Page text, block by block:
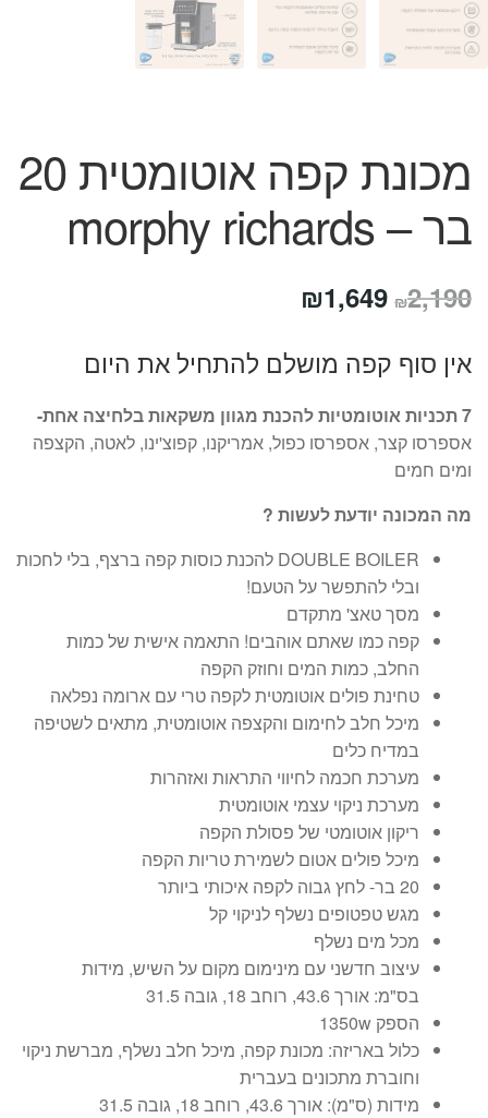
מכונת קפה אוטומטית 20
בר – morphy richards
₪2,190 המחיר
היה:
₪2,190.
₪1,649
הוא:
₪1,649.
אין סוף קפה מושלם להתחיל את היום
7 תכניות אוטומטיות להכנת מגוון משקאות בלחיצה אחת-
אספרסו קצר, אספרסו כפול, אמריקנו, קפוצ'ינו, לאטה, הקצפה
ומים חמים
מה המכונה יודעת לעשות ?
DOUBLE BOILER להכנת כוסות קפה ברצף, בלי לחכות
ובלי להתפשר על הטעם!
מסך טאצ' מתקדם
קפה כמו שאתם אוהבים! התאמה אישית של כמות
החלב, כמות המים וחוזק הקפה
טחינת פולים אוטומטית לקפה טרי עם ארומה נפלאה
מיכל חלב לחימום והקצפה אוטומטית, מתאים לשטיפה
במדיח כלים
מערכת חכמה לחיווי התראות ואזהרות
מערכת ניקוי עצמי אוטומטית
ריקון אוטומטי של פסולת הקפה
מיכל פולים אטום לשמירת טריות הקפה
20 בר- לחץ גבוה לקפה איכותי ביותר
מגש טפטופים נשלף לניקוי קל
מכל מים נשלף
עיצוב חדשני עם מינימום מקום על השיש, מידות
בס"מ: אורך 43.6, רוחב 18, גובה 31.5
הספק 1350w
כלול באריזה: מכונת קפה, מיכל חלב נשלף, מברשת ניקוי
וחוברת מתכונים בעברית
מידות (ס"מ): אורך 43.6, רוחב 18, גובה 31.5